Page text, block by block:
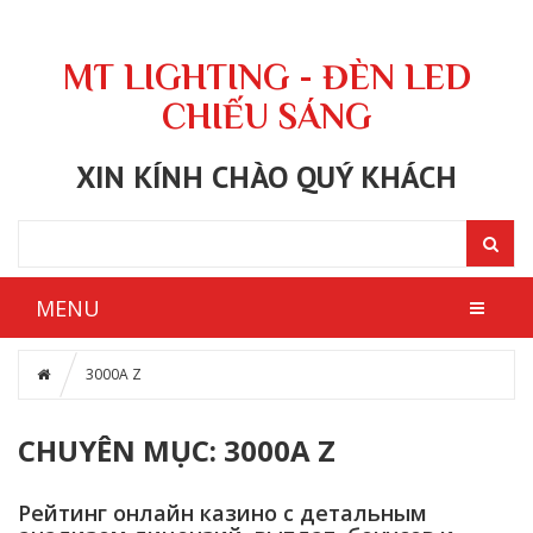
MT LIGHTING - ĐÈN LED
CHIẾU SÁNG
XIN KÍNH CHÀO QUÝ KHÁCH
MENU
3000A Z
CHUYÊN MỤC: 3000A Z
Рейтинг онлайн казино с детальным